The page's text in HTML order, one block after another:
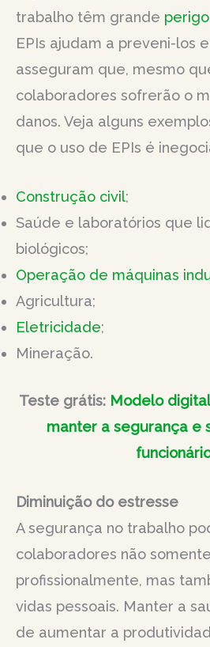
trabalho têm grande
EPIs ajudam a preveni-los
asseguram que, mesmo
colaboradores sofrerão o
danos. Veja alguns
que o uso de EPIs é
Construção civil;
Saúde e laboratórios que
biológicos;
Operação de máquinas
Agricultura;
Eletricidade;
Mineração.
Teste grátis: Modelo
manter a segurança e
Diminuição do estresse
A segurança no trabalho
colaboradores não somente
profissionalmente, mas
vidas pessoais. Manter a
de aumentar a